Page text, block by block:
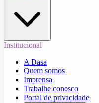
Institucional
A Dasa
Quem somos
Imprensa
Trabalhe conosco
Portal de privacidade